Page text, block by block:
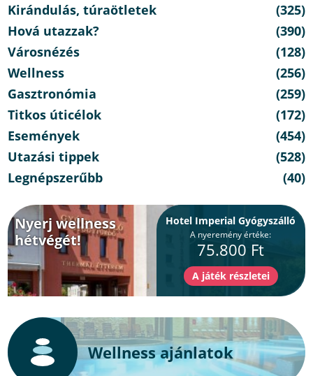
Kirándulás, túraötletek
(325)
Hová utazzak?
(390)
Városnézés
(128)
Wellness
(256)
Gasztronómia
(259)
Titkos úticélok
(172)
Események
(454)
Utazási tippek
(528)
Legnépszerűbb
(40)
Nyerj wellness
hétvégét!
Hotel Imperial Gyógyszálló
A nyeremény értéke:
75.800 Ft
Wellness ajánlatok